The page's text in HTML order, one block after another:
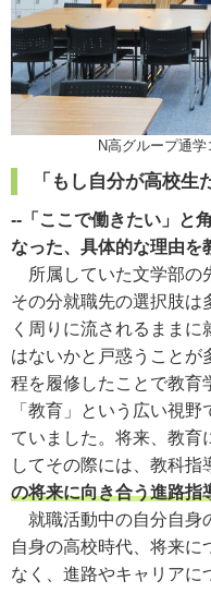
N高グループ通
「もし自分が高校生
--「ここで働きたい」と
なった、具体的な理由を
所属していた文学部の
その分就職先の選択肢は
く周りに流されるまま
はないかと戸惑うことが
程を履修したことで教育
「教育」という広い視
ていました。将来、教育
してその際には、教科指
の将来に向き合う進路指
就職活動中の自分自身
自身の高校時代、将来に
なく、進路やキャリアに